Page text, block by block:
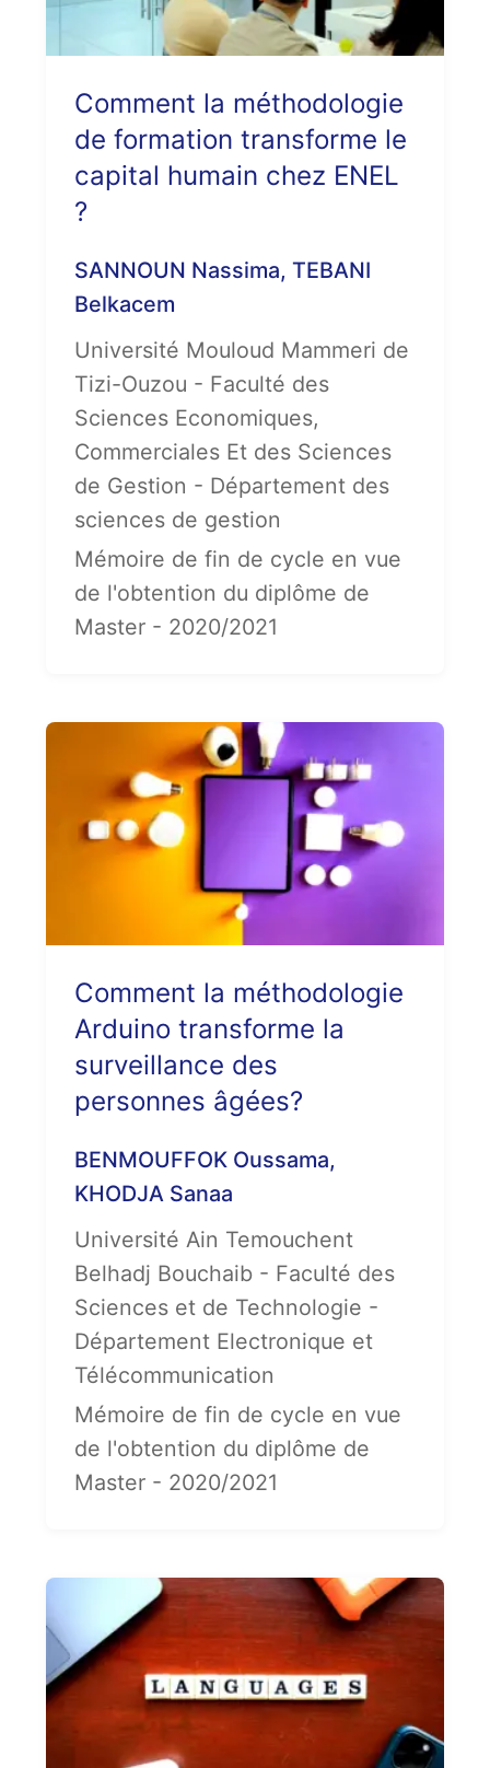
Comment la méthodologie
de formation transforme le
capital humain chez ENEL
?
SANNOUN Nassima, TEBANI
Belkacem
Université Mouloud Mammeri de
Tizi-Ouzou - Faculté des
Sciences Economiques,
Commerciales Et des Sciences
de Gestion - Département des
sciences de gestion
Mémoire de fin de cycle en vue
de l'obtention du diplôme de
Master - 2020/2021
Comment la méthodologie
Arduino transforme la
surveillance des
personnes âgées?
BENMOUFFOK Oussama,
KHODJA Sanaa
Université Ain Temouchent
Belhadj Bouchaib - Faculté des
Sciences et de Technologie -
Département Electronique et
Télécommunication
Mémoire de fin de cycle en vue
de l'obtention du diplôme de
Master - 2020/2021